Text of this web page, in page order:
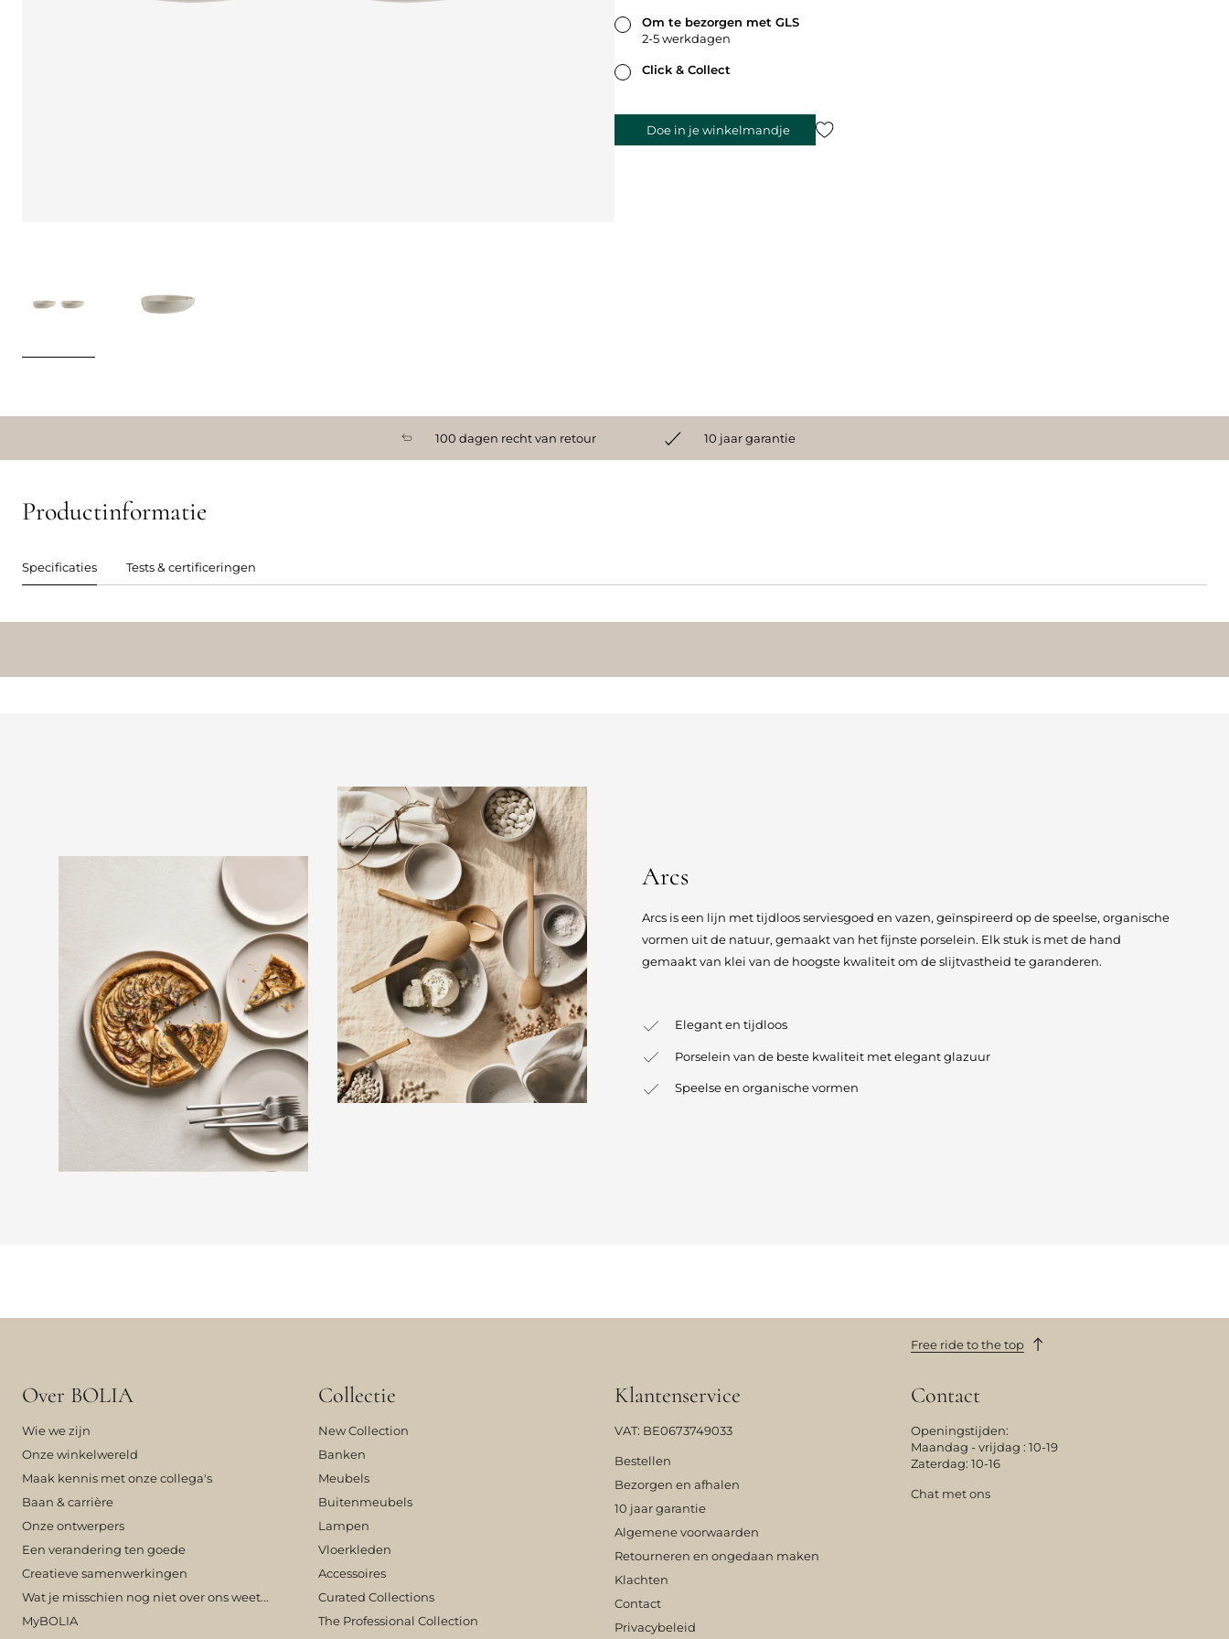
Om te bezorgen met GLS
2-5 werkdagen
Click & Collect
Doe in je winkelmandje
100 dagen recht van retour 10 jaar garantie
Productinformatie
Specificaties Tests & certificeringen
Arcs
Arcs is een lijn met tijdloos serviesgoed en vazen, geïnspireerd op de speelse, organische
vormen uit de natuur, gemaakt van het fijnste porselein. Elk stuk is met de hand
gemaakt van klei van de hoogste kwaliteit om de slijtvastheid te garanderen.
Elegant en tijdloos
Porselein van de beste kwaliteit met elegant glazuur
Speelse en organische vormen
Free ride to the top
Over BOLIA
Wie we zijn
Onze winkelwereld
Maak kennis met onze collega's
Baan & carrière
Onze ontwerpers
Een verandering ten goede
Creatieve samenwerkingen
Wat je misschien nog niet over ons weet...
MyBOLIA
Collectie
New Collection
Banken
Meubels
Buitenmeubels
Lampen
Vloerkleden
Accessoires
Curated Collections
The Professional Collection
Klantenservice
VAT: BE0673749033
Bestellen
Bezorgen en afhalen
10 jaar garantie
Algemene voorwaarden
Retourneren en ongedaan maken
Klachten
Contact
Privacybeleid
Contact
Openingstijden:
Maandag - vrijdag : 10-19
Zaterdag: 10-16
Chat met ons